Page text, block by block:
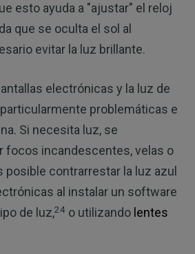
esto ayuda a "ajustar" el reloj
que se oculta el sol al
evitar la luz brillante.
electrónicas y la luz de
problemáticas e
Si necesita luz, se
focos incandescentes, velas o
posible contrarrestar la luz azul
al instalar un software
de luz,24o utilizando lentes